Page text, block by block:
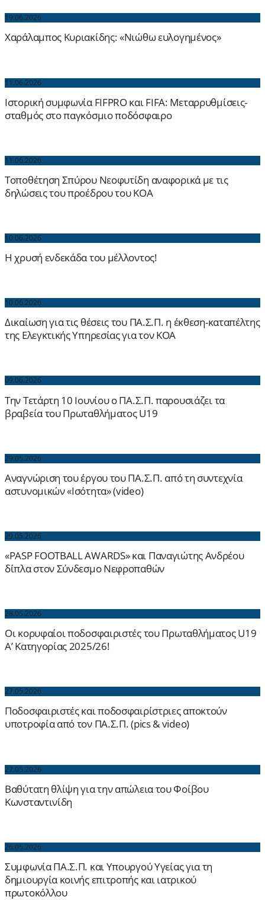
19.06.2026
Χαράλαμπος Κυριακίδης: «Νιώθω ευλογημένος»
11.06.2026
Ιστορική συμφωνία FIFPRO και FIFA: Μεταρρυθμίσεις-
σταθμός στο παγκόσμιο ποδόσφαιρο
11.06.2026
Τοποθέτηση Σπύρου Νεοφυτίδη αναφορικά με τις
δηλώσεις του προέδρου του ΚΟΑ
10.06.2026
Η χρυσή ενδεκάδα του μέλλοντος!
10.06.2026
Δικαίωση για τις θέσεις του ΠΑ.Σ.Π. η έκθεση-καταπέλτης
της Ελεγκτικής Υπηρεσίας για τον ΚΟΑ
09.06.2026
Την Τετάρτη 10 Ιουνίου ο ΠΑ.Σ.Π. παρουσιάζει τα
βραβεία του Πρωταθλήματος U19
29.05.2026
Αναγνώριση του έργου του ΠΑ.Σ.Π. από τη συντεχνία
αστυνομικών «Ισότητα» (video)
29.05.2026
«PASP FOOTBALL AWARDS» και Παναγιώτης Ανδρέου
δίπλα στον Σύνδεσμο Νεφροπαθών
28.05.2026
Οι κορυφαίοι ποδοσφαιριστές του Πρωταθλήματος U19
Α’ Κατηγορίας 2025/26!
27.05.2026
Ποδοσφαιριστές και ποδοσφαιρίστριες αποκτούν
υποτροφία από τον ΠΑ.Σ.Π. (pics & video)
27.05.2026
Βαθύτατη θλίψη για την απώλεια του Φοίβου
Κωνσταντινίδη
26.05.2026
Συμφωνία ΠΑ.Σ.Π. και Υπουργού Υγείας για τη
δημιουργία κοινής επιτροπής και ιατρικού
πρωτοκόλλου